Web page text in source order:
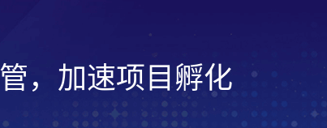
，加速项目孵化